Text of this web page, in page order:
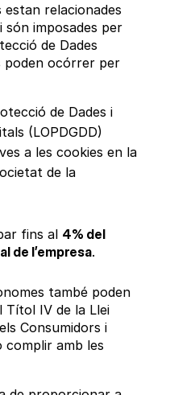
estan relacionades
són imposades per
de Dades
poden ocórrer per
de Dades i
(LOPDGDD)
a les cookies en la
de la
fins al 4% del
de l’empresa.
també poden
Títol IV de la Llei
Consumidors i
complir amb les